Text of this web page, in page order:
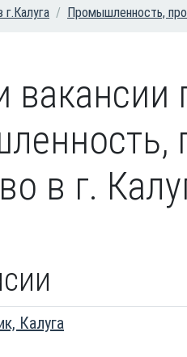
г.Калуга Промышленность,
в г.
Калуга